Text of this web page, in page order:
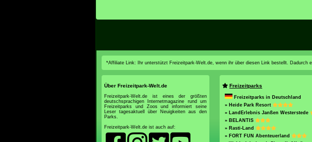
*Affiliate Link: Ihr unterstützt Freizeitpark-Welt.de, wenn ihr über diesen Link bestellt.
Über Freizeitpark-Welt.de
Freizeitpark-Welt.de ist eines der größten
deutschsprachigen Internetmagazine rund um
Freizeitparks und Zoos und informiert seine
Leser tagesaktuell über Neuigkeiten aus den
Parks.
Freizeitpark-Welt.de ist auch auf:
Freizeitparks
Freizeitparks in Deutschland
» Heide Park Resort
» LandErlebnis Janßen Westerstede
» BELANTIS
» Rasti-Land
» FORT FUN Abenteuerland